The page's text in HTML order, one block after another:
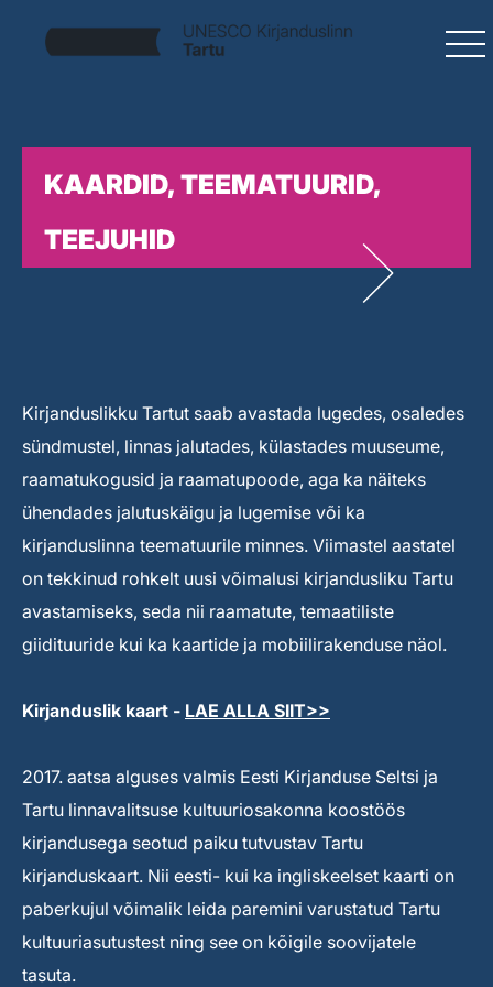
KAARDID, TEEMATUURID,
TEEJUHID
Kirjanduslikku Tartut saab avastada lugedes, osaledes
sündmustel, linnas jalutades, külastades muuseume,
raamatukogusid ja raamatupoode, aga ka näiteks
ühendades jalutuskäigu ja lugemise või ka
kirjanduslinna teematuurile minnes. Viimastel aastatel
on tekkinud rohkelt uusi võimalusi kirjandusliku Tartu
avastamiseks, seda nii raamatute, temaatiliste
giidituuride kui ka kaartide ja mobiilirakenduse näol.
Kirjanduslik kaart - LAE ALLA SIIT>>
2017. aatsa alguses valmis Eesti Kirjanduse Seltsi ja
Tartu linnavalitsuse kultuuriosakonna koostöös
kirjandusega seotud paiku tutvustav Tartu
kirjanduskaart. Nii eesti- kui ka ingliskeelset kaarti on
paberkujul võimalik leida paremini varustatud Tartu
kultuuriasutustest ning see on kõigile soovijatele
tasuta.